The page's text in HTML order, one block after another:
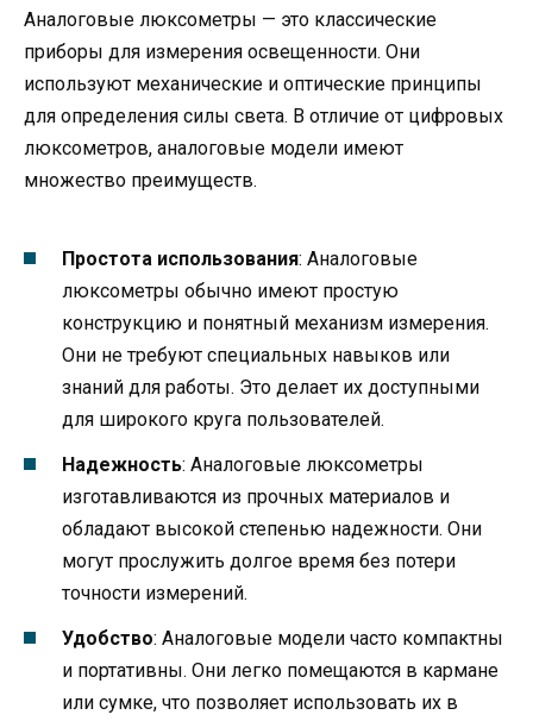
Аналоговые люксометры — это классические
приборы для измерения освещенности. Они
используют механические и оптические принципы
для определения силы света. В отличие от цифровых
люксометров, аналоговые модели имеют
множество преимуществ.
Простота использования: Аналоговые
люксометры обычно имеют простую
конструкцию и понятный механизм измерения.
Они не требуют специальных навыков или
знаний для работы. Это делает их доступными
для широкого круга пользователей.
Надежность: Аналоговые люксометры
изготавливаются из прочных материалов и
обладают высокой степенью надежности. Они
могут прослужить долгое время без потери
точности измерений.
Удобство: Аналоговые модели часто компактны
и портативны. Они легко помещаются в кармане
или сумке, что позволяет использовать их в